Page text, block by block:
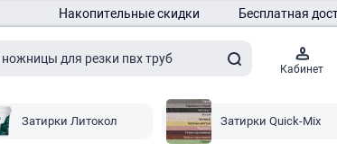
Накопительные скидки Бесплатная
Кабинет
Затирки Литокол Затирки Quick-Mix